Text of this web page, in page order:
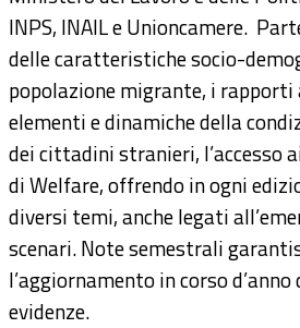
INPS, INAIL e Unioncamere.
delle caratteristiche socio-
popolazione migrante, i
elementi e dinamiche della
dei cittadini stranieri, l’accesso
di Welfare, offrendo in ogni
diversi temi, anche legati
scenari. Note semestrali
l’aggiornamento in corso
evidenze.